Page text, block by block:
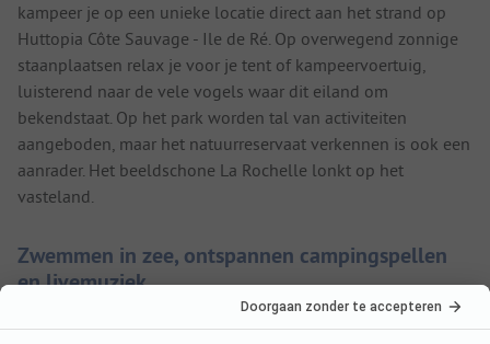
kampeer je op een unieke locatie direct aan het strand op
Huttopia Côte Sauvage - Ile de Ré. Op overwegend zonnige
staanplaatsen relax je voor je tent of kampeervoertuig,
luisterend naar de vele vogels waar dit eiland om
bekendstaat. Op het park worden tal van activiteiten
aangeboden, maar het natuurreservaat verkennen is ook een
aanrader. Het beeldschone La Rochelle lonkt op het
vasteland.
Zwemmen in zee, ontspannen campingspellen
en livemuziek
Een frisse duik en surfen in de oceaan, dineren met pizza en